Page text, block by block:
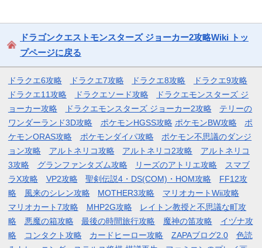
ドラゴンクエストモンスターズ ジョーカー2攻略Wiki トッ
プページに戻る
ドラクエ6攻略 ドラクエ7攻略 ドラクエ8攻略
ドラクエ9攻略
ドラクエ11攻略
ドラクエソード攻略
ドラクエモンスターズ ジ
ョーカー攻略
ドラクエモンスターズ ジョーカー2攻略
テリーの
ワンダーランド3D攻略
ポケモンHGSS攻略 ポケモンBW攻略
ポ
ケモンORAS攻略
ポケモンダイパ攻略
ポケモン不思議のダンジ
ョン攻略
アルトネリコ攻略 アルトネリコ2攻略
アルトネリコ
3攻略
グランファンタズム攻略 リーズのアトリエ攻略
スマブ
ラX攻略
VP2攻略 聖剣伝説4・DS(COM)・HOM攻略
FF12攻
略
風来のシレン攻略 MOTHER3攻略
マリオカートWii攻略
マリオカート7攻略
MHP2G攻略
レイトン教授と不思議な町攻
略
悪魔の箱攻略 最後の時間旅行攻略 魔神の笛攻略
イヅナ攻
略
コンタクト攻略 カードヒーロー攻略 ZAPAブログ2.0
色読